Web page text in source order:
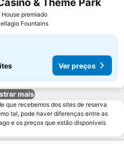
premiado
& Theme Park
Fountains
Ver preços
mais
que recebemos dos sites de reserva
tal, pode haver diferenças entre as
e os preços que estão disponíveis